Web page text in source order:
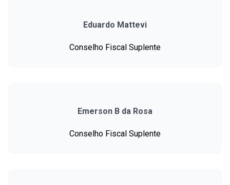
Eduardo Mattevi
Conselho Fiscal Suplente
Emerson B da Rosa
Conselho Fiscal Suplente